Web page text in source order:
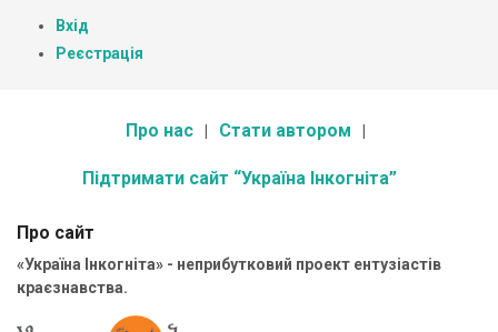
Вхід
Реєстрація
Про нас Стати автором
Підтримати сайт “Україна Інкогніта”
Про сайт
«Україна Інкогніта» - неприбутковий проект ентузіастів
краєзнавства.